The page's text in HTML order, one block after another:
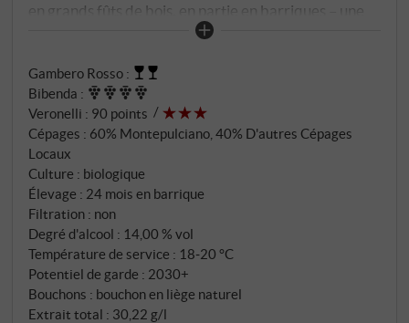
en grands fûts de bois, en partie en barriques – une
étape qui confère au vin profondeur et structure.
violet. Au nez, du cassis, de la cerise, du tabac à pipe,
des épices aux herbes et un soupçon de chocolat
amer. En bouche, il est puissant mais bien équilibré :
des tanins mûrs, des fruits noirs, des épices boisées
finement dosées et une longueur élégante. Pregio del
Conte se montre concentré et harmonieux, avec un
profil d'élevage classique et une exigence moderne –
un vin avec une tension interne et une belle
polyvalence. SUPERIORE.DE
Gambero Rosso :
Bibenda :
Veronelli : 90 points
Cépages : 60% Montepulciano, 40% D'autres Cépages
Locaux
Culture : biologique
Élevage : 24 mois en barrique
Filtration : non
Degré d'alcool : 14,00 % vol
Température de service : 18‑20 °C
Potentiel de garde : 2030+
Bouchons : bouchon en liège naturel
Extrait total : 30,22 g/l